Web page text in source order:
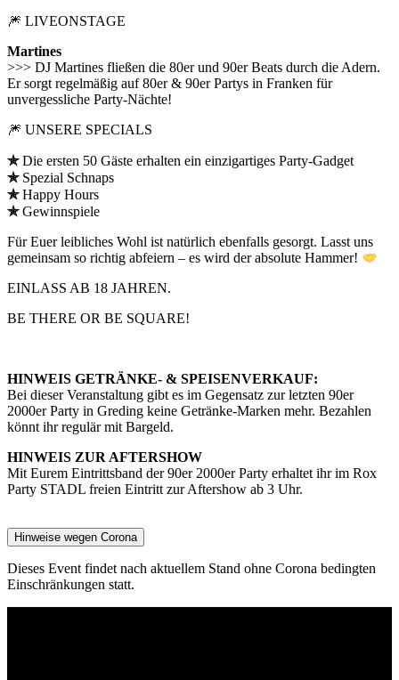
🎆 LIVEONSTAGE
Martines
>>> DJ Martines fließen die 80er und 90er Beats durch die Adern.
Er sorgt regelmäßig auf 80er & 90er Partys in Franken für
unvergessliche Party-Nächte!
🎆 UNSERE SPECIALS
✯Die ersten 50 Gäste erhalten ein einzigartiges Party-Gadget
✯ Spezial Schnaps
✯Happy Hours
✯Gewinnspiele
Für Euer leibliches Wohl ist natürlich ebenfalls gesorgt. Lasst uns
gemeinsam so richtig abfeiern – es wird der absolute Hammer!
EINLASS AB 18 JAHREN.
BE THERE OR BE SQUARE!
HINWEIS GETRÄNKE- & SPEISENVERKAUF:
Bei dieser Veranstaltung gibt es im Gegensatz zur letzten 90er
2000er Party in Greding keine Getränke-Marken mehr. Bezahlen
könnt ihr regulär mit Bargeld.
HINWEIS ZUR AFTERSHOW
Mit Eurem Eintrittsband der 90er 2000er Party erhaltet ihr im Rox
Party STADL freien Eintritt zur Aftershow ab 3 Uhr.
Hinweise wegen Corona
Dieses Event findet nach aktuellem Stand ohne Corona bedingten
Einschränkungen statt.